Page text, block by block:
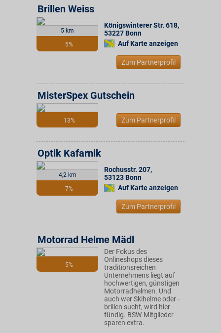
5 km
5%
Brillen Weiss
Königswinterer Str. 618,
53227 Bonn
Auf Karte anzeigen
Zum Partnerprofil
13%
MisterSpex Gutschein
Zum Partnerprofil
4,2 km
7%
Optik Kafarnik
Rochusstr. 207,
53123 Bonn
Auf Karte anzeigen
Zum Partnerprofil
5%
Motorrad Helme Mädl
Der Fokus des
Onlineshops dieses
traditionsreichen
Unternehmens liegt auf
hochwertigen, günstigen
Motorradhelmen. Und
auch wer Skihelme oder -
brillen sucht, wird hier
fündig. BSW-Mitglieder
sparen extra.